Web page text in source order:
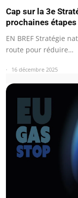
Cap sur la 3e
prochaines
EN BREF Stratégie
route pour réduire…
16 décembre 2025